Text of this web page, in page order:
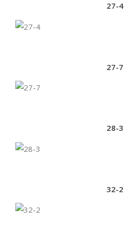
27-4
27-7
28-3
32-2